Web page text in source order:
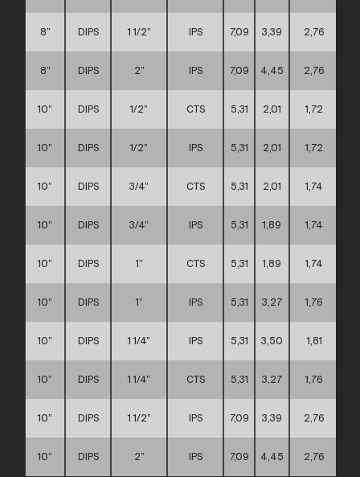
8” DIPS 1 1/2” IPS 7,09 3,39 2,76
8” DIPS 2” IPS 7,09 4,45 2,76
10” DIPS 1/2” CTS 5,31 2,01 1,72
10” DIPS 1/2” IPS 5,31 2,01 1,72
10” DIPS 3/4” CTS 5,31 2,01 1,74
10” DIPS 3/4” IPS 5,31 1,89 1,74
10” DIPS 1” CTS 5,31 1,89 1,74
10” DIPS 1” IPS 5,31 3,27 1,76
10” DIPS 1 1/4” IPS 5,31 3,50 1,81
10” DIPS 1 1/4” CTS 5,31 3,27 1,76
10” DIPS 1 1/2” IPS 7,09 3,39 2,76
10” DIPS 2” IPS 7,09 4,45 2,76